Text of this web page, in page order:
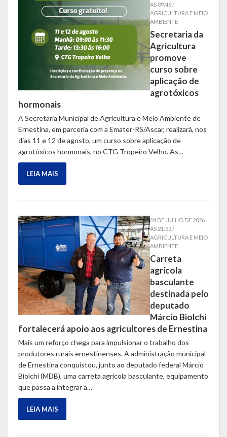
Escola Municipal De Ensino Fundamental Osvaldo Cruz
Agricultura
Obras e Viação
Saúde
Serviços Oferecidos pela Secretaria de Saúde
Serviços Urbanos
Legislação
ATOS NORMATIVOS
LEIS COMPLEMENTARES
DECRETOS
Publicações
Conselhos Municipais
Editais
Planos
Termos de Compromisso
AS 09:46 /
AGRICULTURA E MEIO
AMBIENTE
Secretaria da
Agricultura
promove
curso sobre
aplicação de
agrotóxicos
hormonais
A Secretaria Municipal de Agricultura e Meio Ambiente de
Ernestina, em parceria com a Emater-RS/Ascar, realizará, nos
dias 11 e 12 de agosto, um curso sobre aplicação de
agrotóxicos hormonais, no CTG Tropeiro Velho. As…
LEIA MAIS
04 DE JULHO DE 2026
AS 21:53 /
AGRICULTURA E MEIO
AMBIENTE
Carreta
agrícola
basculante
destinada pelo
deputado
Márcio Biolchi
fortalecerá apoio aos agricultores de Ernestina
Mais um reforço chega para impulsionar o trabalho dos
produtores rurais ernestinenses. A administração municipal
de Ernestina conquistou, junto ao deputado federal Márcio
Biolchi (MDB), uma carreta agrícola basculante, equipamento
que passa a integrar a…
LEIA MAIS